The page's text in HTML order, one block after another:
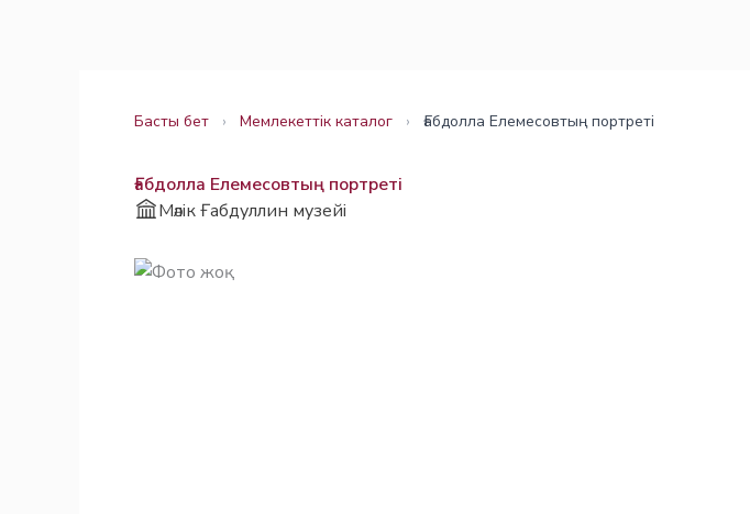
Басты бет › Мемлекеттік каталог › Ғабдолла Елемесовтың портреті
Ғабдолла Елемесовтың портреті
Мәлік Ғабдуллин музейі